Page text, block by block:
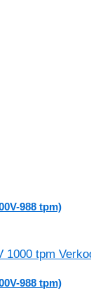
988 tpm)
988 tpm)